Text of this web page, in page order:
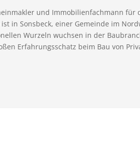
und Immobilienfachmann für
ist in Sonsbeck, einer Gemeinde im
Wurzeln wuchsen in der
Erfahrungsschatz beim Bau von